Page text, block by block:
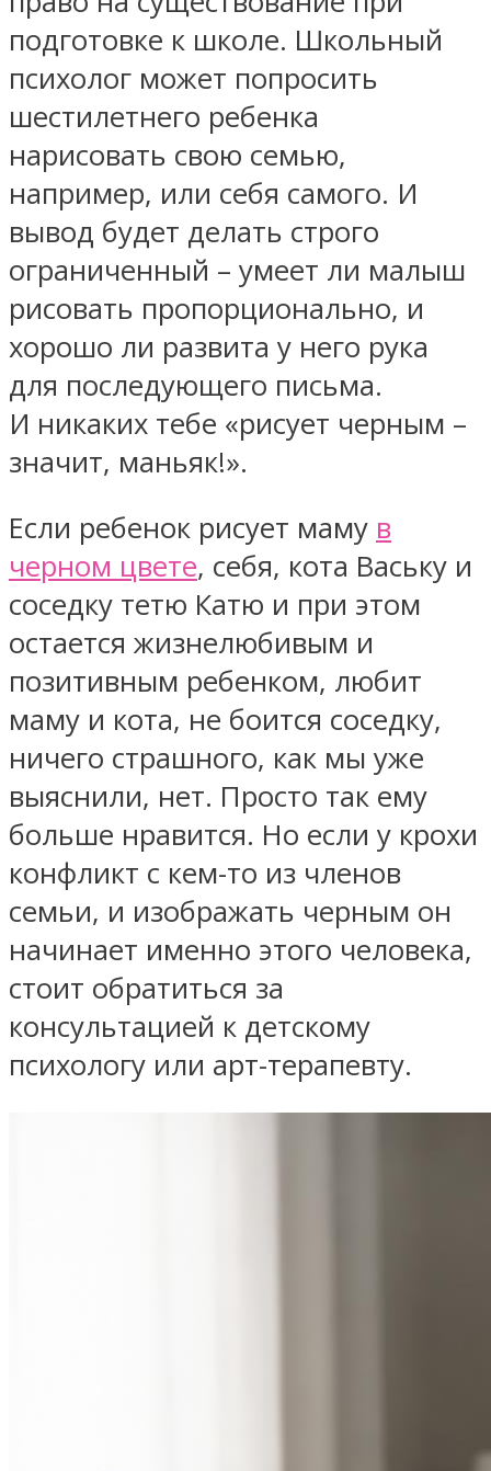
подготовке к школе. Школьный
психолог может попросить
шестилетнего ребенка
нарисовать свою семью,
например, или себя самого. И
вывод будет делать строго
ограниченный – умеет ли малыш
рисовать пропорционально, и
хорошо ли развита у него рука
для последующего письма.
И никаких тебе «рисует черным –
значит, маньяк!».
Если ребенок рисует маму в
черном цвете, себя, кота Ваську и
соседку тетю Катю и при этом
остается жизнелюбивым и
позитивным ребенком, любит
маму и кота, не боится соседку,
ничего страшного, как мы уже
выяснили, нет. Просто так ему
больше нравится. Но если у крохи
конфликт с кем-то из членов
семьи, и изображать черным он
начинает именно этого человека,
стоит обратиться за
консультацией к детскому
психологу или арт-терапевту.